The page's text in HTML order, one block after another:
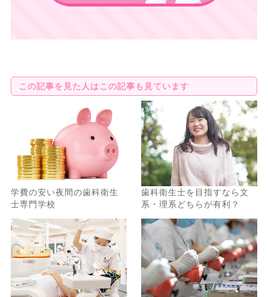
す。
「何が学べるのかわかる！」
体験授業を通して入学後の
自分をイメージできます♪
この記事を見た人はこの記事も見ています
学費の安い夜間の歯科衛生
士専門学校
歯科衛生士を目指すなら文
系・理系どちらが有利？